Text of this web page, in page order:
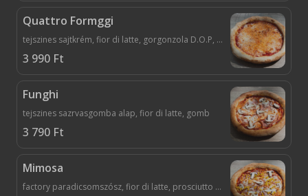
Quattro Formggi
tejszines sajtkrém, fior di latte, gorgonzola D.O.P, parmezán, peccorino, fokhagymás olivaolaj
3 990 Ft
Funghi
tejszines sazrvasgomba alap, fior di latte, gomb
3 790 Ft
Mimosa
factory paradicsomszósz, fior di latte, prosciutto cotto/főtt sertés sonka, gomba, kukorica, fokhagymás olivaolaj